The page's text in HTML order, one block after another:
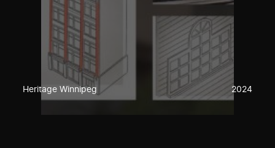
Heritage Winnipeg 2024